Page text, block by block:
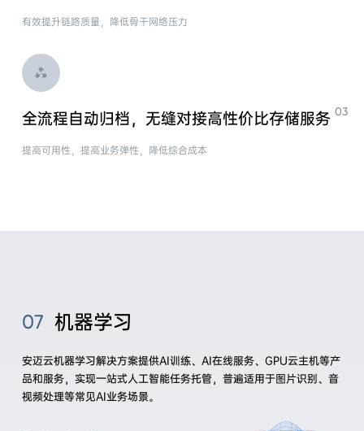
有效提升链路质量，降低骨干网络压力
全流程自动归档，无缝对接高性价比存储服务
提高可用性，提高业务弹性，降低综合成本
07 机器学习
安迈云机器学习解决方案提供AI训练、AI在线服务、GPU云主机等产
品和服务，实现一站式人工智能任务托管，普遍适用于图片识别、音
视频处理等常见AI业务场景。